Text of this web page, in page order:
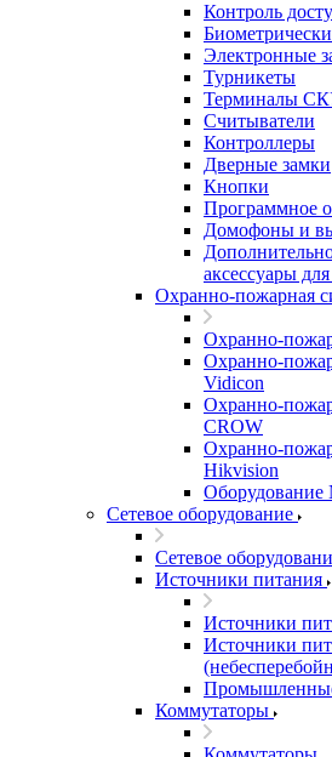
Контроль
Электронные
Турникеты
Терминалы
Считыватели
Контроллеры
Дверные замки
Кнопки
Программное
Домофоны и
аксессуары
Охранно-пожарная
Охранно-
Охранно-
Vidicon
Охранно-
CROW
Охранно-
Hikvision
Оборудование
Сетевое оборудование
Сетевое
Источники питания
Источники
Источники
Коммутаторы